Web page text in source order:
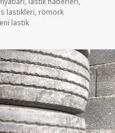
lastikleri, römork
lastik
için